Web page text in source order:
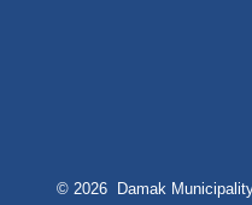
© 2026 Damak